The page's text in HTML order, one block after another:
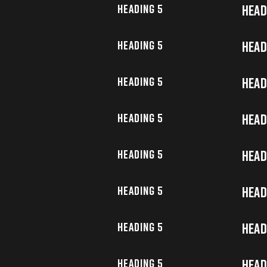
Heading 5
Heading 5
Heading 5
Heading 5
Heading 5
Heading 5
Heading 5
Heading 5